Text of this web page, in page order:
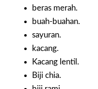
beras merah.
buah-buahan.
sayuran.
kacang.
Kacang lentil.
Biji chia.